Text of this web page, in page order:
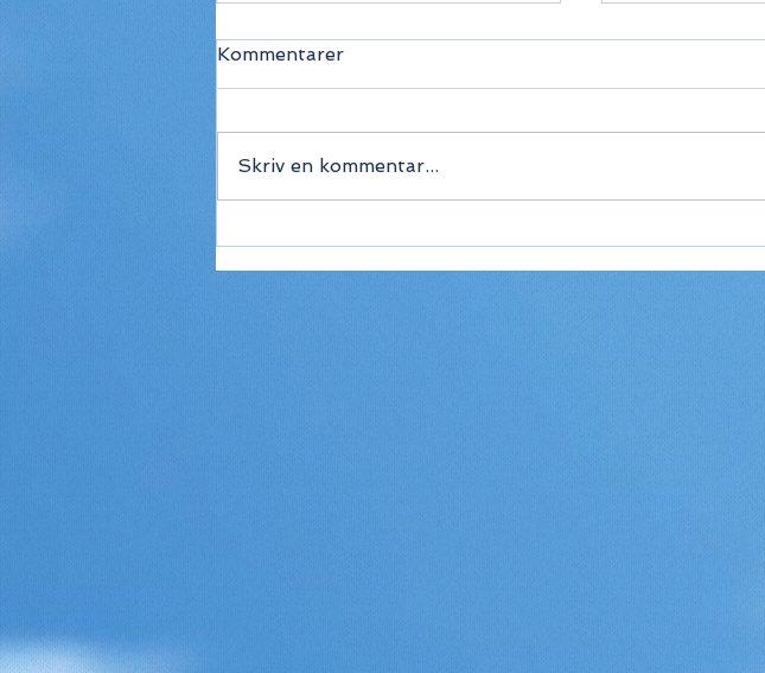
2026
rejse på
Kommentarer
Skriv en kommentar...